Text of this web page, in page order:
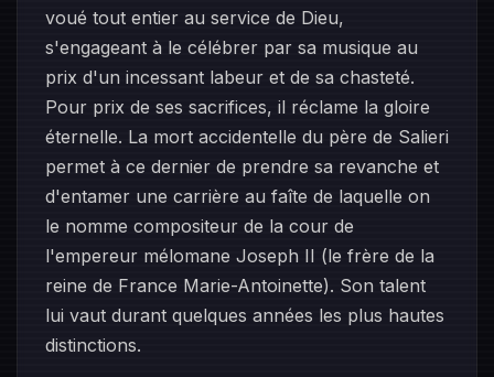
voué tout entier au service de Dieu,
s'engageant à le célébrer par sa musique au
prix d'un incessant labeur et de sa chasteté.
Pour prix de ses sacrifices, il réclame la gloire
éternelle. La mort accidentelle du père de Salieri
permet à ce dernier de prendre sa revanche et
d'entamer une carrière au faîte de laquelle on
le nomme compositeur de la cour de
l'empereur mélomane Joseph II (le frère de la
reine de France Marie-Antoinette). Son talent
lui vaut durant quelques années les plus hautes
distinctions.